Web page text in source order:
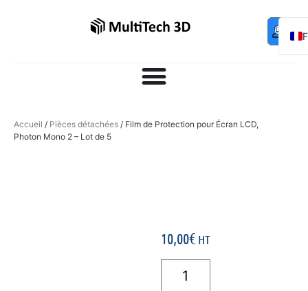
0,00 €
Accueil / Pièces détachées / Film de Protection pour Écran LCD,
Photon Mono 2 – Lot de 5
10,00€ HT